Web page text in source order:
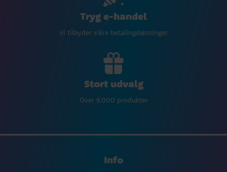
Tryg e-handel
Vi tilbyder sikre betalingsløsninger
Stort udvalg
Over 9.000 produkter
Info